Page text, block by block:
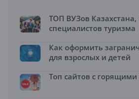
ТОП ВУЗов Казахстана,
специалистов туризма
Как оформить
для взрослых и детей
Топ сайтов с